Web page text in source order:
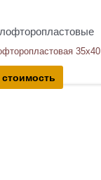
35х40